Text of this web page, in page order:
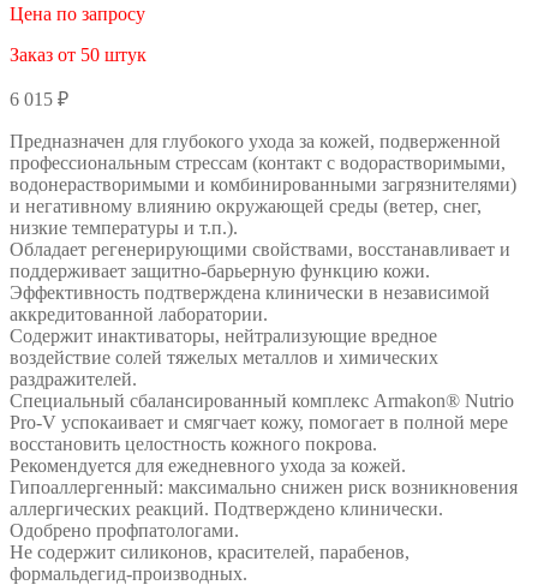
Цена по запросу
Заказ от 50 штук
6 015 ₽
Предназначен для глубокого ухода за кожей, подверженной
профессиональным стрессам (контакт с водорастворимыми,
водонерастворимыми и комбинированными загрязнителями)
и негативному влиянию окружающей среды (ветер, снег,
низкие температуры и т.п.).
Обладает регенерирующими свойствами, восстанавливает и
поддерживает защитно-барьерную функцию кожи.
Эффективность подтверждена клинически в независимой
аккредитованной лаборатории.
Содержит инактиваторы, нейтрализующие вредное
воздействие солей тяжелых металлов и химических
раздражителей.
Специальный сбалансированный комплекс Armakon® Nutrio
Pro-V успокаивает и смягчает кожу, помогает в полной мере
восстановить целостность кожного покрова.
Рекомендуется для ежедневного ухода за кожей.
Гипоаллергенный: максимально снижен риск возникновения
аллергических реакций. Подтверждено клинически.
Одобрено профпатологами.
Не содержит силиконов, красителей, парабенов,
формальдегид-производных.